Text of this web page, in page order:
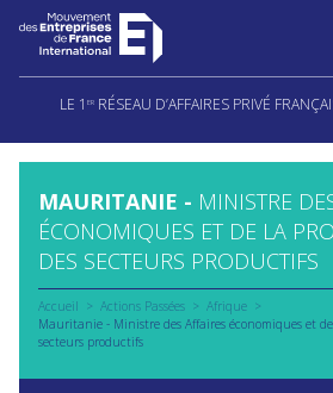
Aller
LE 1 ER RÉSEAU D’AFFAIRES PRIVÉ
MAURITANIE - MINISTRE
ÉCONOMIQUES ET DE LA
DES SECTEURS PRODUCTIFS
Accueil Actions Passées
Afrique
Mauritanie - Ministre des Affaires économiques et
secteurs productifs